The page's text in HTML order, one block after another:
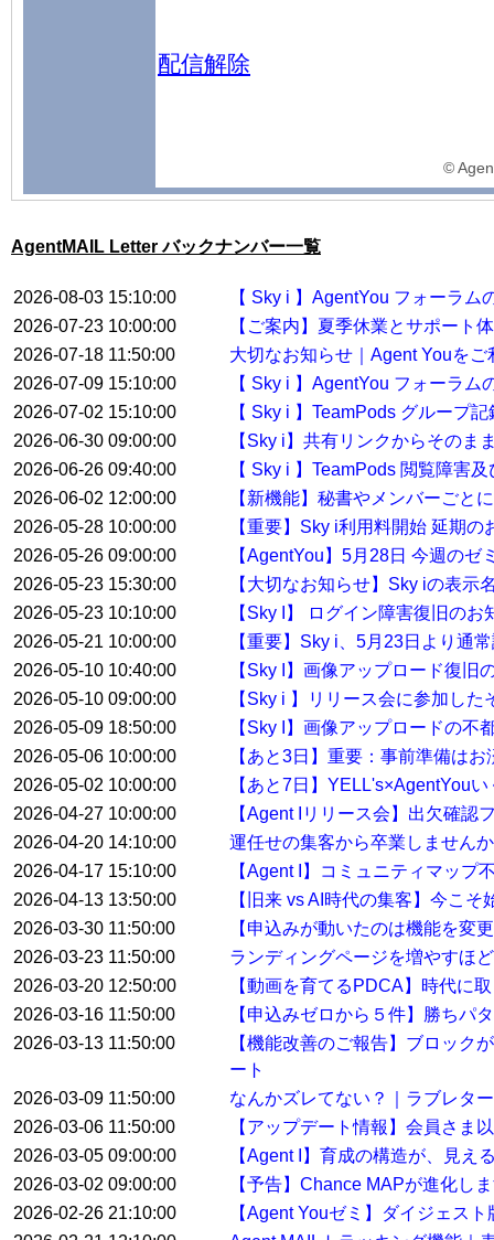
配信解除
©️
AgentMAIL Letter バックナンバー一覧
2026-08-03 15:10:00
【 Sky i 】AgentYou フォーラ
2026-07-23 10:00:00
【ご案内】夏季休業とサポート
2026-07-18 11:50:00
大切なお知らせ｜Agent Youを
2026-07-09 15:10:00
【 Sky i 】AgentYou フォーラ
2026-07-02 15:10:00
【 Sky i 】TeamPods グループ
2026-06-30 09:00:00
【Sky i】共有リンクからそのま
2026-06-26 09:40:00
【 Sky i 】TeamPods 閲覧障害
2026-06-02 12:00:00
【新機能】秘書やメンバーごと
2026-05-28 10:00:00
【重要】Sky i利用料開始 延期の
2026-05-26 09:00:00
【AgentYou】5月28日 今週の
2026-05-23 15:30:00
【大切なお知らせ】Sky iの表示
2026-05-23 10:10:00
【Sky I】 ログイン障害復旧のお
2026-05-21 10:00:00
【重要】Sky i、5月23日より通
2026-05-10 10:40:00
【Sky I】画像アップロード復旧
2026-05-10 09:00:00
【Sky i 】リリース会に参加し
2026-05-09 18:50:00
【Sky I】画像アップロードの不
2026-05-06 10:00:00
【あと3日】重要：事前準備は
2026-05-02 10:00:00
【あと7日】YELL's×AgentYou
2026-04-27 10:00:00
【Agent Iリリース会】出欠確認
2026-04-20 14:10:00
運任せの集客から卒業しません
2026-04-17 15:10:00
【Agent I】コミュニティマップ
2026-04-13 13:50:00
【旧来 vs AI時代の集客】今こ
2026-03-30 11:50:00
【申込みが動いたのは機能を変
2026-03-23 11:50:00
ランディングページを増やすほ
2026-03-20 12:50:00
【動画を育てるPDCA】時代に
2026-03-16 11:50:00
【申込みゼロから５件】勝ちパ
2026-03-13 11:50:00
【機能改善のご報告】ブロック
ート
2026-03-09 11:50:00
なんかズレてない？｜ラブレタ
2026-03-06 11:50:00
【アップデート情報】会員さま
2026-03-05 09:00:00
【Agent I】育成の構造が、見え
2026-03-02 09:00:00
【予告】Chance MAPが進化し
2026-02-26 21:10:00
【Agent Youゼミ】ダイジェス